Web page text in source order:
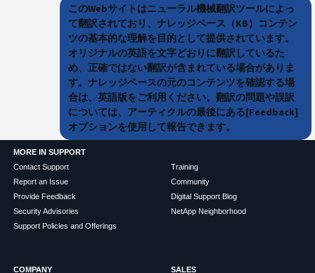
このWebサイトはニューラル機械翻訳ツールによっ
て翻訳されており、ナレッジベース（KB）コンテン
ツの基本的な理解を目的として提供されています。
オリジナルの英語を文字どおりに翻訳しているた
め、正確ではない翻訳が含まれている場合がありま
す。ナレッジベースの元のコンテンツを確認する場
合は、英語版をご利用ください。翻訳の問題や誤訳
については、アーティクルの最後にある[Feedback]
オプションを使用して報告できます。
MORE IN SUPPORT
Contact Support
Report an Issue
Provide Feedback
Security Advisories
Support Policies and Offerings
Training
Community
Digital Support Blog
NetApp Neighborhood
COMPANY
SALES